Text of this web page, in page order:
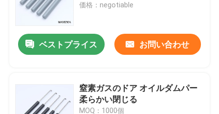
価格：negotiable
ベストプライス お問い合わせ
窒素ガスのドア オイルダムパー
柔らかい閉じる
MOQ：1000個